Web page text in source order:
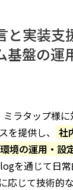
実装支
基盤の運
ラタップ様
を提供し、
社
境の運用・設
を通じて日
応じて技術的